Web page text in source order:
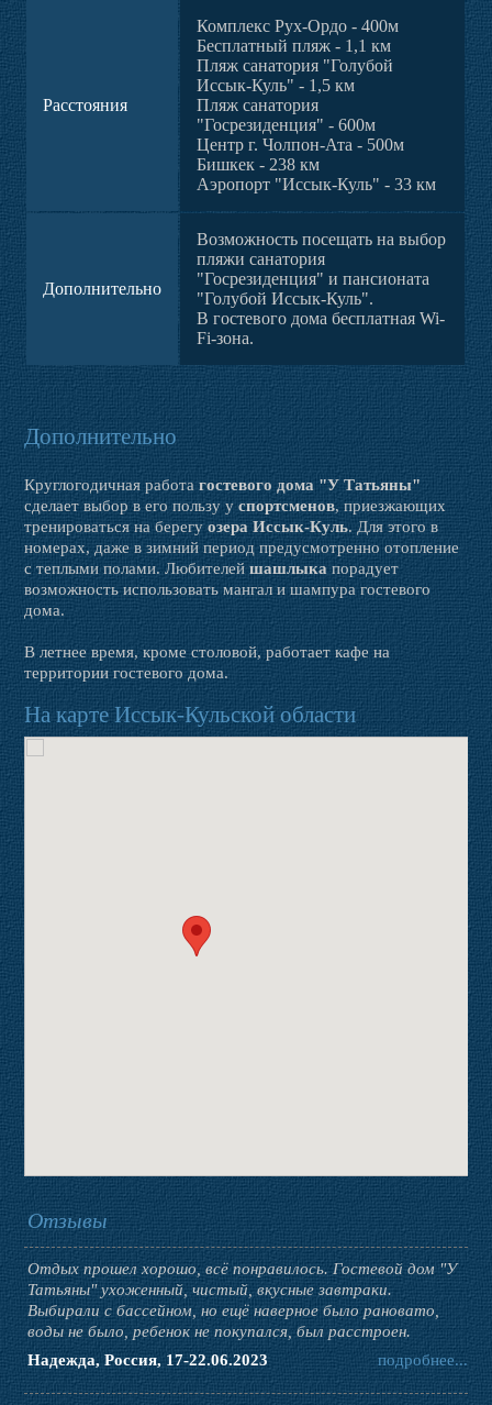
Расстояния
Комплекс Рух-Ордо - 400м
Бесплатный пляж - 1,1 км
Пляж санатория "Голубой
Иссык-Куль" - 1,5 км
Пляж санатория
"Госрезиденция" - 600м
Центр г. Чолпон-Ата - 500м
Бишкек - 238 км
Аэропорт "Иссык-Куль" - 33 км
Дополнительно
Возможность посещать на выбор
пляжи санатория
"Госрезиденция" и пансионата
"Голубой Иссык-Куль".
В гостевого дома бесплатная Wi-
Fi-зона.
Дополнительно
Круглогодичная работагостевого дома "У Татьяны"
сделает выбор в его пользу успортсменов, приезжающих
тренироваться на берегуозера Иссык-Куль. Для этого в
номерах, даже в зимний период предусмотренно отопление
с теплыми полами. Любителейшашлыка порадует
возможность использовать мангал и шампура гостевого
дома.
В летнее время, кроме столовой, работает кафе на
территории гостевого дома.
На карте Иссык-Кульской области
Отзывы
Отдых прошел хорошо, всё понравилось. Гостевой дом "У
Татьяны" ухоженный, чистый, вкусные завтраки.
Выбирали с бассейном, но ещё наверное было рановато,
воды не было, ребенок не покупался, был расстроен.
Надежда, Россия, 17-22.06.2023
подробнее...